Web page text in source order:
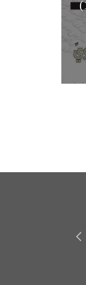
صدور العدد الحادي عشر (11)